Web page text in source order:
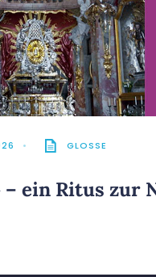
• GLOSSE
– ein Ritus zur